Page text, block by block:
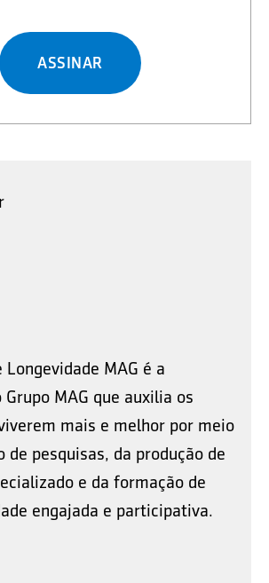
ASSINAR
MAG é a
MAG que auxilia os
mais e melhor por meio
de pesquisas, da produção de
e da formação de
engajada e participativa.